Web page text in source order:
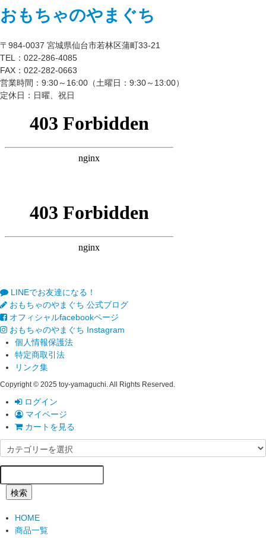
おもちゃのやまぐち
〒984-0037 宮城県仙台市若林区蒲町33-21
TEL：022-286-4085
FAX：022-282-0663
営業時間：9:30～16:00（土曜日：9:30～13:00）
定休日：日曜、祝日
LINEでお友達になる！
おもちゃのやまぐち 公式ブログ
オフィシャルfacebookページ
おもちゃのやまぐち Instagram
個人情報保護法
特定商取引法
リンク集
Copyright © 2025 toy-yamaguchi. All Rights Reserved.
ログイン
マイページ
カートを見る
検索
HOME
商品一覧